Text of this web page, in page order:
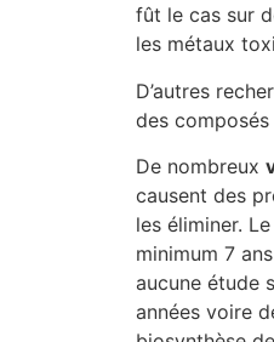
fût le cas sur
les métaux
D’autres
des
De nombreux
causent des
les éliminer.
minimum 7
aucune étude
années voire